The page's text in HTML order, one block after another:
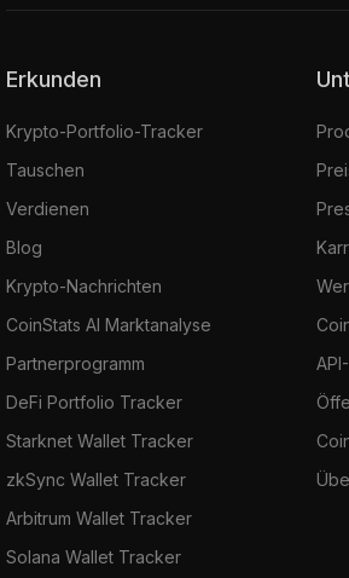
Erkunden
Krypto-Portfolio-Tracker
Tauschen
Verdienen
Blog
Krypto-Nachrichten
CoinStats AI Marktanalyse
Partnerprogramm
DeFi Portfolio Tracker
Starknet Wallet Tracker
zkSync Wallet Tracker
Arbitrum Wallet Tracker
Solana Wallet Tracker